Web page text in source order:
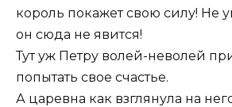
король покажет свою силу! Не
он сюда не явится!
Тут уж Петру волей-неволей
попытать свое счастье.
А царевна как взглянула на